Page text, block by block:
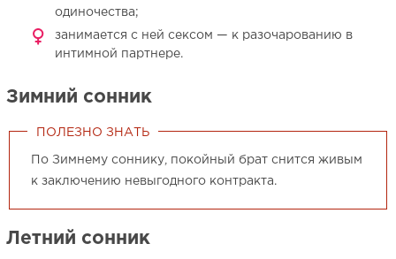
одиночества;
занимается с ней сексом — к разочарованию в
интимной партнере.
Зимний сонник
ПОЛЕЗНО ЗНАТЬ
По Зимнему соннику, покойный брат снится живым
к заключению невыгодного контракта.
Летний сонник